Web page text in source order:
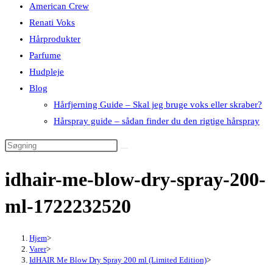
American Crew
Renati Voks
Hårprodukter
Parfume
Hudpleje
Blog
Hårfjerning Guide – Skal jeg bruge voks eller skraber?
Hårspray guide – sådan finder du den rigtige hårspray
idhair-me-blow-dry-spray-200-
ml-1722232520
Hjem>
Varer>
IdHAIR Me Blow Dry Spray 200 ml (Limited Edition)>